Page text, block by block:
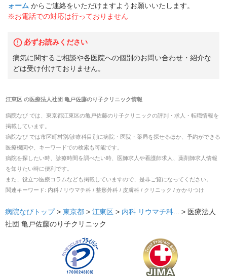
ォーム からご連絡をいただけますようお願いいたします。
※お電話での対応は行っておりません
必ずお読みください
病気に関するご相談や各医院への個別のお問い合わせ・紹介な
どは受け付けておりません。
江東区の医療法人社団 亀戸佐藤のり子クリニック情報
病院なび では、 東京都江東区の亀戸佐藤のり子クリニックの評判・求人・転職情報を
掲載しています。
病院なび では市区町村別/診療科目別に病院・医院・薬局を探せるほか、予約ができる
医療機関や、キーワードでの検索も可能です。
病院を探したい時、診療時間を調べたい時、医師求人や看護師求人、薬剤師求人情報
を知りたい時に便利です。
また、役立つ医療コラムなども掲載していますので、是非ご覧になってください。
関連キーワード: 内科 / リウマチ科 / 整形外科 / 皮膚科 / クリニック / かかりつけ
病院なびトップ > 東京都 > 江東区 > 内科 リウマチ科... > 医療法人
社団 亀戸佐藤のり子クリニック